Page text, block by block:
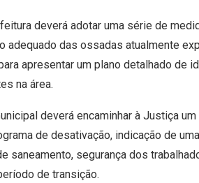
deverá adotar uma série de
adequado das ossadas atualmente
apresentar um plano detalhado de
na área.
deverá encaminhar à Justiça
de desativação, indicação de
saneamento, segurança dos
de transição.